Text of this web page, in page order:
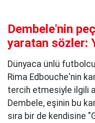
Dembele'nin
yaratan sözler:
Dünyaca ünlü
Rima Edbouche'nin
tercih etmesiyle ilgili
Dembele, eşinin bu
sıra bir de kendisine